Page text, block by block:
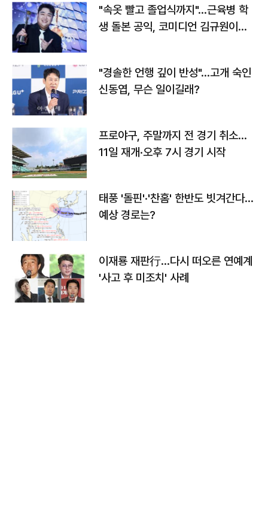
"속옷 빨고 졸업식까지"…근육병 학
생 돌본 공익, 코미디언 김규원이었
"경솔한 언행 깊이 반성"…고개 숙인
신동엽, 무슨 일이길래?
프로야구, 주말까지 전 경기 취소…
11일 재개·오후 7시 경기 시작
태풍 '돌핀'·'찬홈' 한반도 빗겨간다…
예상 경로는?
이재룡 재판行…다시 떠오른 연예계
'사고 후 미조치' 사례